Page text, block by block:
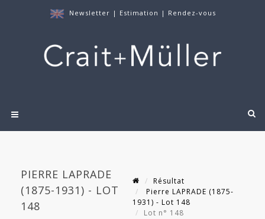
Newsletter | Estimation | Rendez-vous
PIERRE LAPRADE
(1875-1931) - LOT
148
Résultat
Pierre LAPRADE (1875-
1931) - Lot 148
Lot n° 148